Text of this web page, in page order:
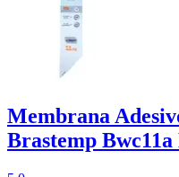
Membrana
Brastemp Bwc11a